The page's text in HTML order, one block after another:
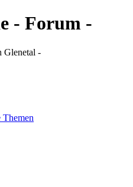
- Forum -
Glenetal -
Themen